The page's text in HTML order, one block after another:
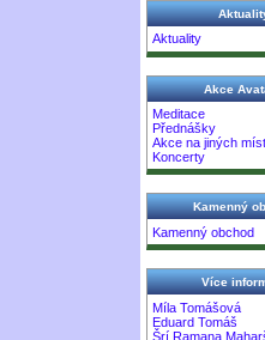
Aktuality
Akce
Meditace
Přednášky
Akce na jiných
Koncerty
Kamenný
Kamenný obchod
Více
Míla Tomášová
Eduard Tomáš
Šrí Ramana